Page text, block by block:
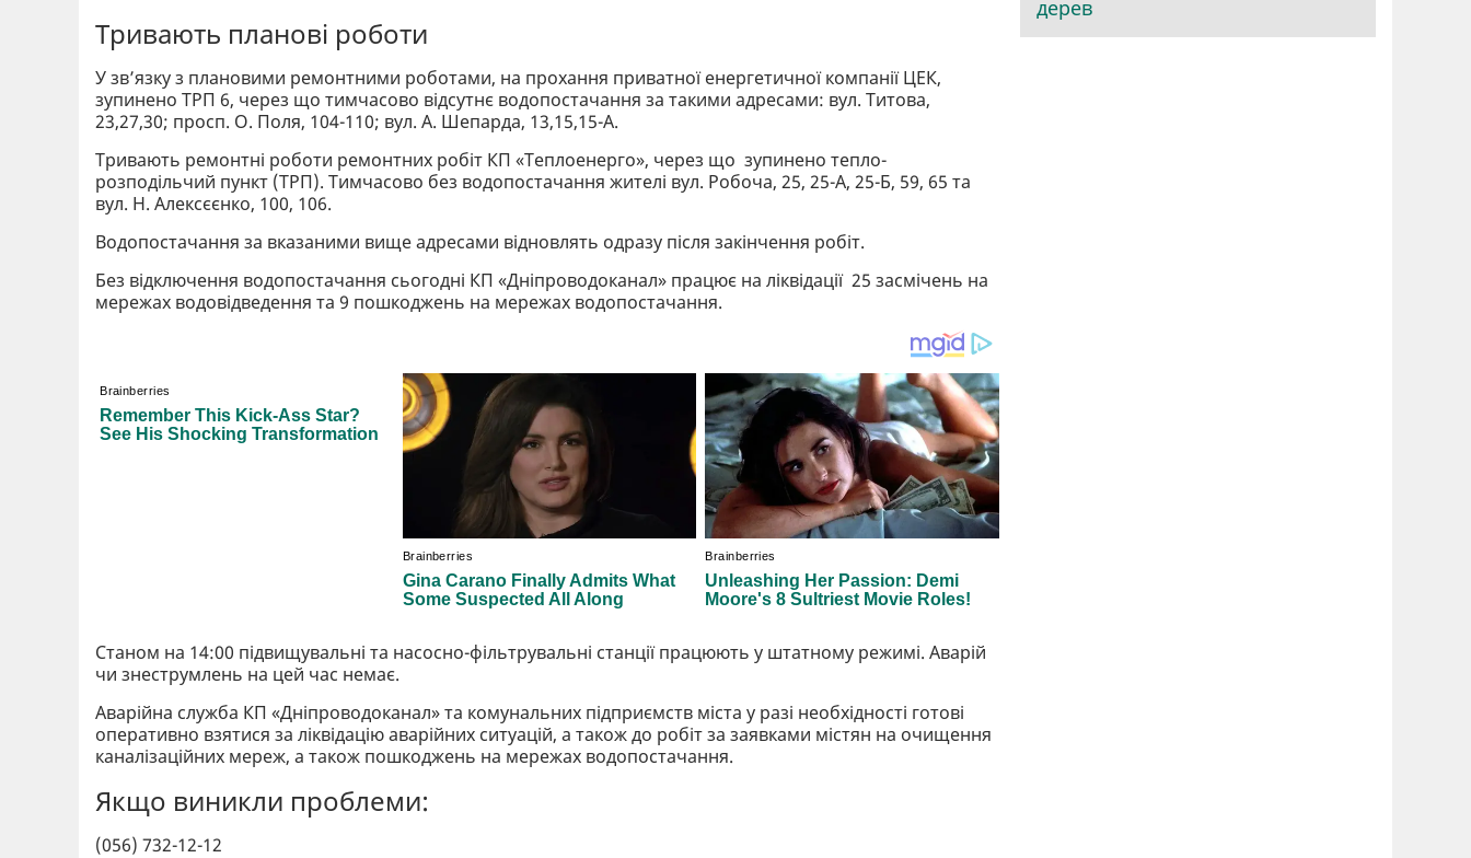
Тривають планові роботи
У зв’язку з плановими ремонтними роботами, на прохання приватної енергетичної компанії ЦЕК,
зупинено ТРП 6, через що тимчасово відсутнє водопостачання за такими адресами: вул. Титова,
23,27,30; просп. О. Поля, 104-110; вул. А. Шепарда, 13,15,15-А.
Тривають ремонтні роботи ремонтних робіт КП «Теплоенерго», через що зупинено тепло-
розподільчий пункт (ТРП). Тимчасово без водопостачання жителі вул. Робоча, 25, 25-А, 25-Б, 59, 65 та
вул. Н. Алексєєнко, 100, 106.
Водопостачання за вказаними вище адресами відновлять одразу після закінчення робіт.
Без відключення водопостачання сьогодні КП «Дніпроводоканал» працює на ліквідації 25 засмічень на
мережах водовідведення та 9 пошкоджень на мережах водопостачання.
Станом на 14:00 підвищувальні та насосно-фільтрувальні станції працюють у штатному режимі. Аварій
чи знеструмлень на цей час немає.
Аварійна служба КП «Дніпроводоканал» та комунальних підприємств міста у разі необхідності готові
оперативно взятися за ліквідацію аварійних ситуацій, а також до робіт за заявками містян на очищення
каналізаційних мереж, а також пошкоджень на мережах водопостачання.
Якщо виникли проблеми:
(056) 732-12-12
дерев